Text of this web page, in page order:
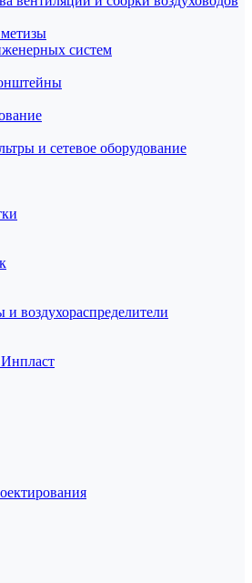
систем
и сетевое оборудование
воздухораспределители